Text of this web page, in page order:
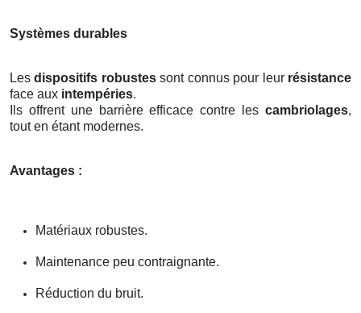
Systèmes durables
Lesdispositifs robustessont connus pour leur résistance
face aux intempéries.
Ils offrent une barrière efficace contre les cambriolages,
tout en étant modernes.
Avantages :
Matériaux robustes.
Maintenance peu contraignante.
Réduction du bruit.